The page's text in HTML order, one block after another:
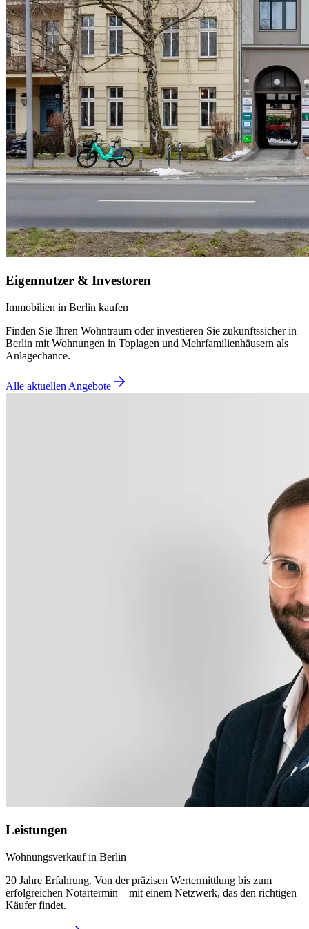
Eigennutzer & Investoren
Immobilien in Berlin kaufen
Finden Sie Ihren Wohntraum oder investieren Sie zukunftssicher in
Berlin mit Wohnungen in Toplagen und Mehrfamilienhäusern als
Anlagechance.
Alle aktuellen Angebote
Leistungen
Wohnungsverkauf in Berlin
20 Jahre Erfahrung. Von der präzisen Wertermittlung bis zum
erfolgreichen Notartermin – mit einem Netzwerk, das den richtigen
Käufer findet.